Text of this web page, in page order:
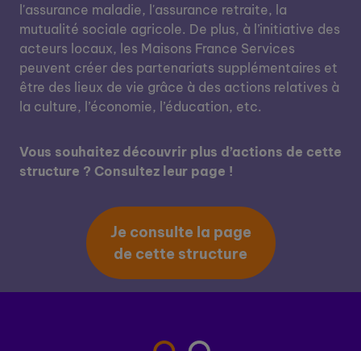
l'assurance maladie, l'assurance retraite, la
mutualité sociale agricole. De plus, à l’initiative des
acteurs locaux, les Maisons France Services
peuvent créer des partenariats supplémentaires et
être des lieux de vie grâce à des actions relatives à
la culture, l’économie, l’éducation, etc.
Vous souhaitez découvrir plus d’actions de cette
structure ? Consultez leur page !
Je consulte la page
de cette structure